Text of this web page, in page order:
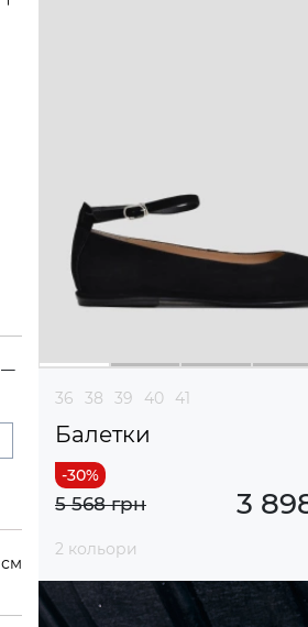
см
36 38 39 40 41
Балетки
3
5 568 грн
2 кольори